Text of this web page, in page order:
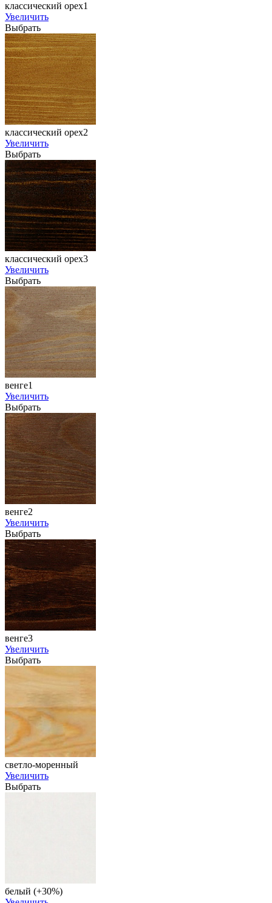
классический орех1
Увеличить
Выбрать
классический орех2
Увеличить
Выбрать
классический орех3
Увеличить
Выбрать
венге1
Увеличить
Выбрать
венге2
Увеличить
Выбрать
венге3
Увеличить
Выбрать
светло-моренный
Увеличить
Выбрать
белый (+30%)